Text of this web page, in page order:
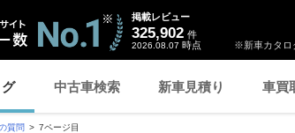
※新車カタロ
掲載レビュー
325,902 件
2026.08.07 時点
中古車検索 新車見積り 車買
質問 7ページ目